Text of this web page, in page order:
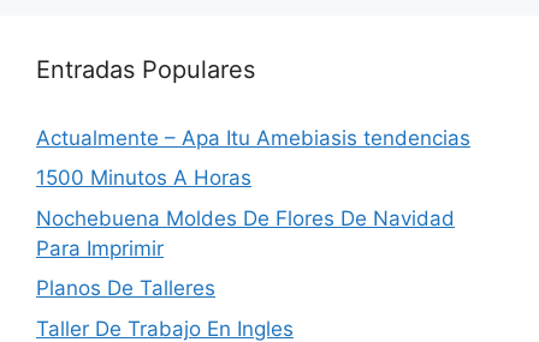
Entradas Populares
Actualmente – Apa Itu Amebiasis tendencias
1500 Minutos A Horas
Nochebuena Moldes De Flores De Navidad
Para Imprimir
Planos De Talleres
Taller De Trabajo En Ingles